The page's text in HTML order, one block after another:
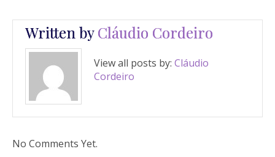
Written byCláudio Cordeiro
View all posts by: Cláudio
Cordeiro
No Comments Yet.